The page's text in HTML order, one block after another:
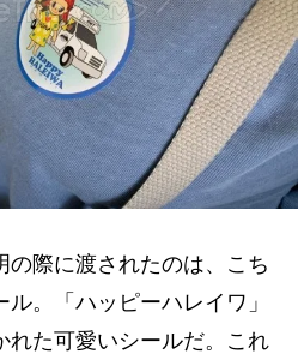
の際に渡されたのは、こち
。「ハッピーハレイワ」
れた可愛いシールだ。これ